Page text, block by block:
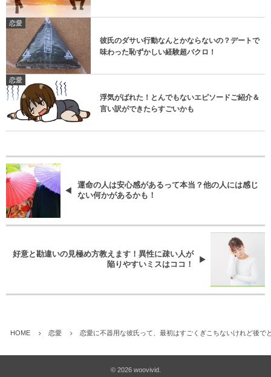
恋愛
彼氏のダサい行動なんとかならないの？デートで
味わった恥ずかしい経験超バクロ！
恋愛
浮気がばれた！とんでもないエピソードご紹介＆
言い訳ができたらすごいかも
運命の人は安心感があるって本当？他の人には感じ
ない何かがあるかも！
好意と勘違いの見極め方教えます！異性に疎い人が
陥りやすいミスはココ！
HOME 恋愛 恋愛に不器用な彼氏って、最初はすごくぎこちないけれど後で
© 2026 woovivid